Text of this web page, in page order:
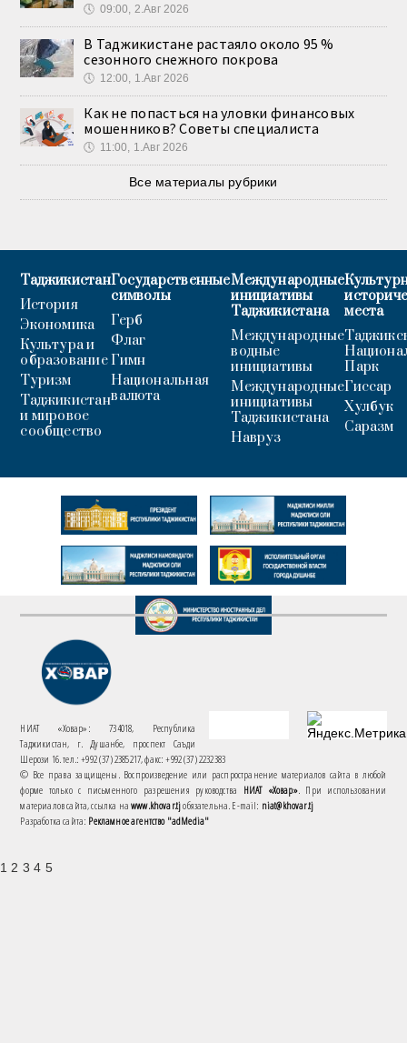
🕔 09:00, 2.Авг 2026
В Таджикистане растаяло около 95 %
сезонного снежного покрова
🕔 12:00, 1.Авг 2026
Как не попасться на уловки финансовых
мошенников? Советы специалиста
🕔 11:00, 1.Авг 2026
Все материалы рубрики
Таджикистан
История
Экономика
Культура и
образование
Туризм
Таджикистан
и мировое
сообщество
Государственные
символы
Герб
Флаг
Гимн
Национальная
валюта
Международные
инициативы
Таджикистана
Международные
водные
инициативы
Международные
инициативы
Таджикистана
Навруз
места
Парк
Гиссар
Хулбук
Саразм
НИАТ «Ховар»: 734018, Республика
Таджикистан, г. Душанбе, проспект Саъди
Шерози 16. тел.: +992 (37) 2385217, факс: +992 (37) 2232383
© Все права защищены. Воспроизведение или распространение материалов сайта в любой
форме только с письменного разрешения руководства НИАТ «Ховар». При использовании
материалов сайта, ссылка наwww.khovar.tjобязательна. E-mail: niat@khovar.tj
Разработка сайта: Рекламное агентство "adMedia"
1 2 3 4 5